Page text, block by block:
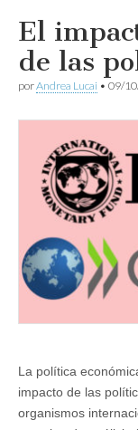
El
de las
porAndrea Lucai • 09/
La política
impacto de las
organismos